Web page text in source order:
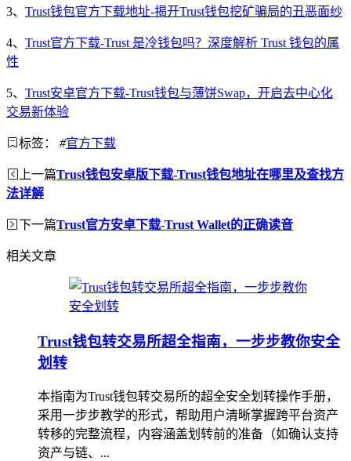
3、 Trust钱包官方下载地址-揭开Trust钱包挖矿骗局的丑恶面纱
4、 Trust官方下载-Trust 是冷钱包吗？深度解析 Trust 钱包的属
性
5、 Trust安卓官方下载-Trust钱包与薄饼Swap，开启去中心化
交易新体验
标签： #官方下载
上一篇Trust钱包安卓版下载-Trust钱包地址在哪里及查找方
法详解
下一篇Trust官方安卓下载-Trust Wallet的正确读音
相关文章
Trust钱包转交易所超全指南，一步步教你安全
划转
本指南为Trust钱包转交易所的超全安全划转操作手册，
采用一步步教学的形式，帮助用户清晰掌握跨平台资产
转移的完整流程，内容涵盖划转前的准备（如确认支持
资产与链、...